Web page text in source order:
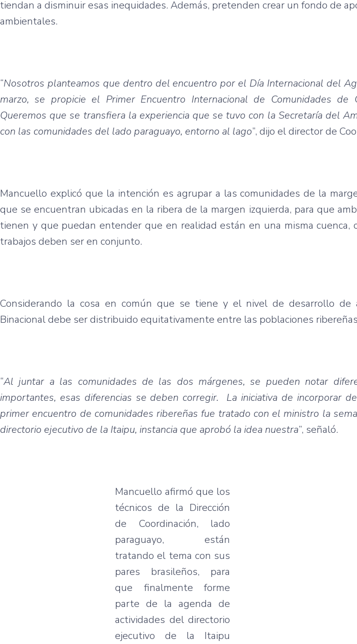
tiendan a disminuir esas inequidades. Además, pretenden crear un fondo de
ambientales.
“Nosotros planteamos que dentro del encuentro por el Día Internacional del
marzo, se propicie el Primer Encuentro Internacional de Comunidades de
Queremos que se transfiera la experiencia que se tuvo con la Secretaría del
con las comunidades del lado paraguayo, entorno al lago”, dijo el director de
Mancuello explicó que la intención es agrupar a las comunidades de la
que se encuentran ubicadas en la ribera de la margen izquierda, para que
tienen y que puedan entender que en realidad están en una misma cuenca,
trabajos deben ser en conjunto.
Considerando la cosa en común que se tiene y el nivel de desarrollo
Binacional debe ser distribuido equitativamente entre las poblaciones
“Al juntar a las comunidades de las dos márgenes, se pueden notar
importantes, esas diferencias se deben corregir. La iniciativa de incorporar
primer encuentro de comunidades ribereñas fue tratado con el ministro la
directorio ejecutivo de la Itaipu, instancia que aprobó la idea nuestra”, señaló.
Mancuello afirmó que los
técnicos de la Dirección
de Coordinación, lado
paraguayo, están
tratando el tema con sus
pares brasileños, para
que finalmente forme
parte de la agenda de
actividades del directorio
ejecutivo de la Itaipu